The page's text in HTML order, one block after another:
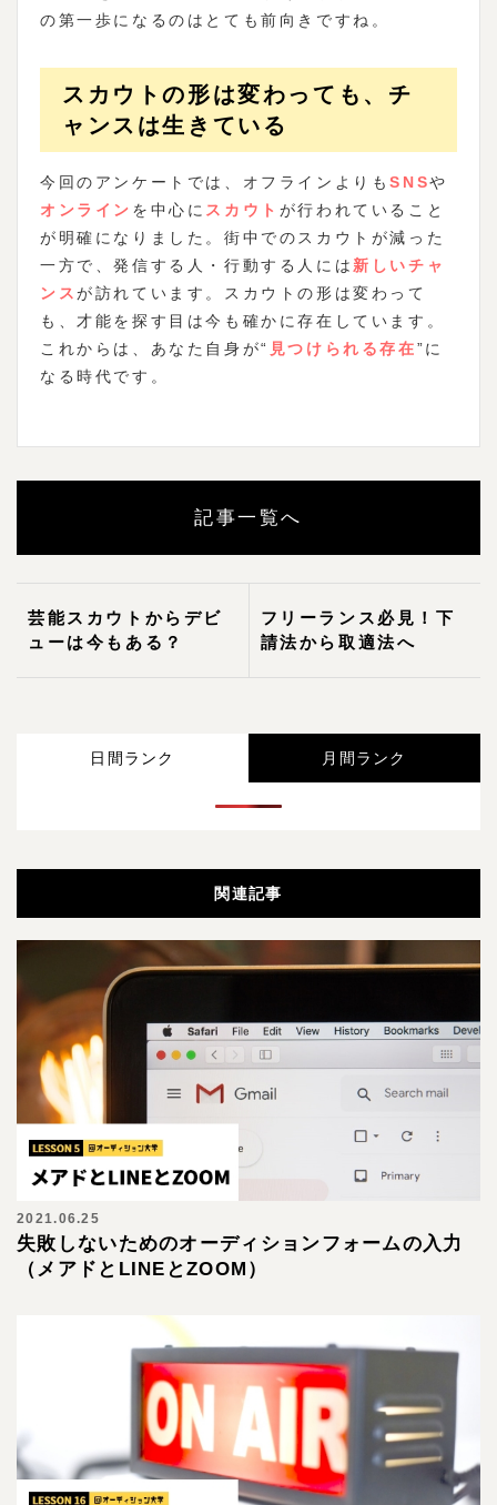
の第一歩になるのはとても前向きですね。
スカウトの形は変わっても、チ
ャンスは生きている
今回のアンケートでは、オフラインよりもSNSや
オンライン を中心に スカウト が行われていること
が明確になりました。街中でのスカウトが減った
一方で、発信する人・行動する人には 新しいチャ
ンスが訪れています。スカウトの形は変わって
も、才能を探す目は今も確かに存在しています。
これからは、あなた自身が“ 見つけられる存在”に
なる時代です。
記事一覧へ
芸能スカウトからデビ
ューは今もある？
フリーランス必見！下
請法から取適法へ
日間ランク 月間ランク
関連記事
2021.06.25
失敗しないためのオーディションフォームの入力
（メアドとLINEとZOOM）